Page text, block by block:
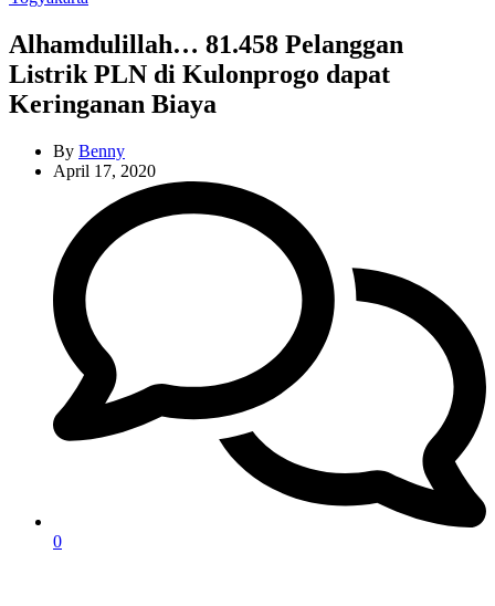
Alhamdulillah… 81.458 Pelanggan
Listrik PLN di Kulonprogo dapat
Keringanan Biaya
By Benny
April 17, 2020
0